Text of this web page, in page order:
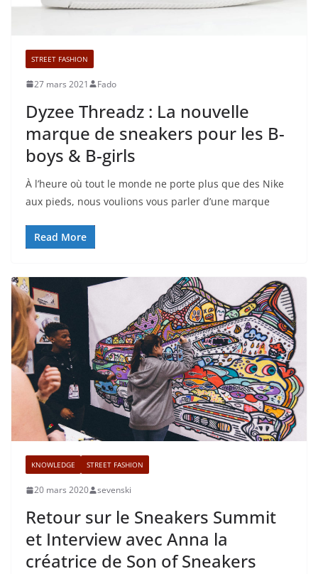
STREET FASHION
27 mars 2021 Fado
Dyzee Threadz : La nouvelle
marque de sneakers pour les B-
boys & B-girls
À l’heure où tout le monde ne porte plus que des Nike
aux pieds, nous voulions vous parler d’une marque
Read More
KNOWLEDGE STREET FASHION
20 mars 2020 sevenski
Retour sur le Sneakers Summit
et Interview avec Anna la
créatrice de Son of Sneakers